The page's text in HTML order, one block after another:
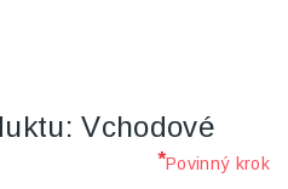
Vchodové
*Povinný krok